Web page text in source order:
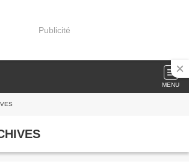
Publicité
MENU